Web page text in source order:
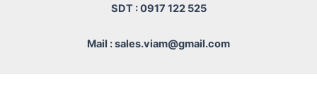
SDT : 0917 122 525
Mail : sales.viam@gmail.com